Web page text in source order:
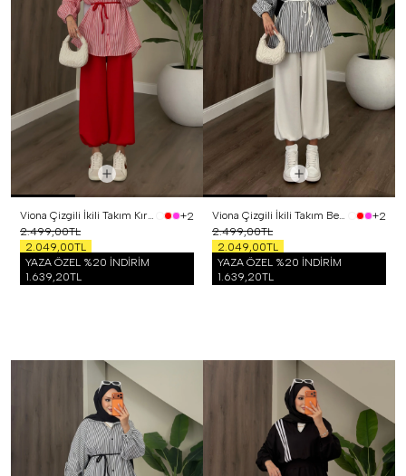
Viona Çizgili İkili Takım Kırmızı
+2
2.499,00TL
2.049,00TL
YAZA ÖZEL %20 İNDİRİM
1.639,20TL
Viona Çizgili İkili Takım Beyaz
+2
2.499,00TL
2.049,00TL
YAZA ÖZEL %20 İNDİRİM
1.639,20TL